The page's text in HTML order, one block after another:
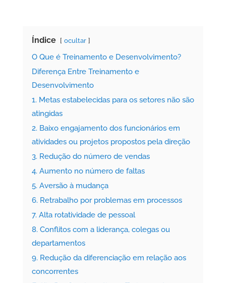
Índice ocultar
O Que é Treinamento e Desenvolvimento?
Diferença Entre Treinamento e
Desenvolvimento
1. Metas estabelecidas para os setores não são
atingidas
2. Baixo engajamento dos funcionários em
atividades ou projetos propostos pela direção
3. Redução do número de vendas
4. Aumento no número de faltas
5. Aversão à mudança
6. Retrabalho por problemas em processos
7. Alta rotatividade de pessoal
8. Conflitos com a liderança, colegas ou
departamentos
9. Redução da diferenciação em relação aos
concorrentes